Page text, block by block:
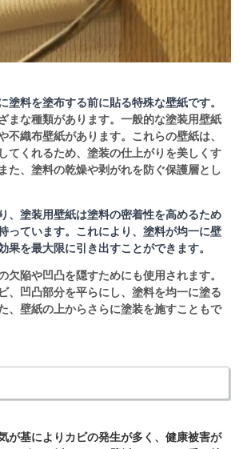
塗料を塗布する前に貼る特殊な壁紙です。
まな種類があります。一般的な塗装用壁紙
不織布壁紙があります。これらの壁紙は、
てくれるため、塗装の仕上がりを美しくす
た、塗料の乾燥や剥がれを防ぐ保護層とし
、塗装用壁紙は塗料の密着性を高めるため
っています。これにより、塗料が均一に壁
果を最大限に引き出すことができます。
欠陥や凹凸を隠すためにも使用されます。
、凹凸部分を平らにし、塗料を均一に塗る
、壁紙の上からさらに塗装を施すこともで
が基によりカビの発生が多く、健康被害が